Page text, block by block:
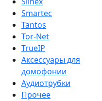
Smartec
Tantos
Tor-Net
TrueIP
Аксессуары для
домофонии
Аудиотрубки
Прочее